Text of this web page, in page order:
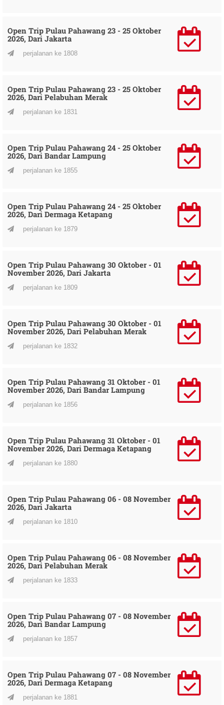
Open Trip Pulau Pahawang 23 - 25 Oktober
2026, Dari Jakarta
perjalanan ke 1808
Open Trip Pulau Pahawang 23 - 25 Oktober
2026, Dari Pelabuhan Merak
perjalanan ke 1831
Open Trip Pulau Pahawang 24 - 25 Oktober
2026, Dari Bandar Lampung
perjalanan ke 1855
Open Trip Pulau Pahawang 24 - 25 Oktober
2026, Dari Dermaga Ketapang
perjalanan ke 1879
Open Trip Pulau Pahawang 30 Oktober - 01
November 2026, Dari Jakarta
perjalanan ke 1809
Open Trip Pulau Pahawang 30 Oktober - 01
November 2026, Dari Pelabuhan Merak
perjalanan ke 1832
Open Trip Pulau Pahawang 31 Oktober - 01
November 2026, Dari Bandar Lampung
perjalanan ke 1856
Open Trip Pulau Pahawang 31 Oktober - 01
November 2026, Dari Dermaga Ketapang
perjalanan ke 1880
Open Trip Pulau Pahawang 06 - 08 November
2026, Dari Jakarta
perjalanan ke 1810
Open Trip Pulau Pahawang 06 - 08 November
2026, Dari Pelabuhan Merak
perjalanan ke 1833
Open Trip Pulau Pahawang 07 - 08 November
2026, Dari Bandar Lampung
perjalanan ke 1857
Open Trip Pulau Pahawang 07 - 08 November
2026, Dari Dermaga Ketapang
perjalanan ke 1881